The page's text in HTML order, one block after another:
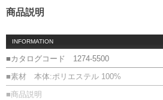
商品説明
INFORMATION
■カタログコード 1274-5500
■素材 本体:ポリエステル 100%
■商品説明